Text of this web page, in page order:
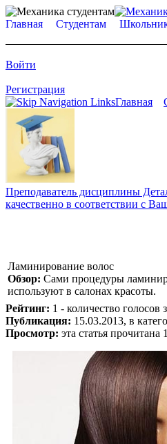
Главная Студентам
Войти
Регистрация
Главная
Преподаватель дисциплины
качественно в соответствии с
Ламинирование волос
Обзор: Сами процедуры
используют в салонах красоты.
Рейтинг: 1 - количество голосов
Публикация: 15.03.2013, в
Просмотр: эта статья прочитана